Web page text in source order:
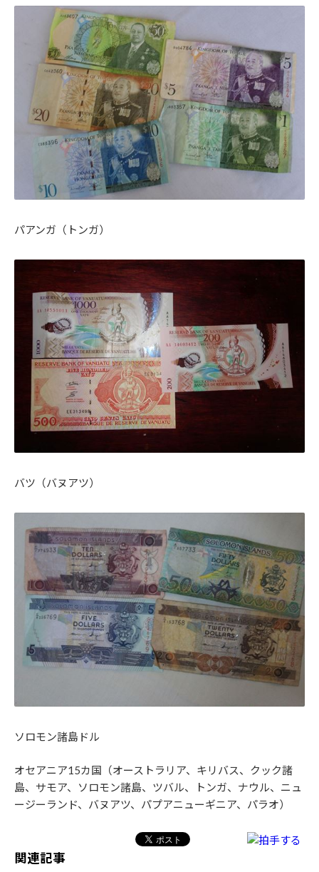
パアンガ（トンガ）
バツ（バヌアツ）
ソロモン諸島ドル
オセアニア15カ国（オーストラリア、キリバス、クック諸
島、サモア、ソロモン諸島、ツバル、トンガ、ナウル、ニュ
ージーランド、バヌアツ、パプアニューギニア、パラオ）
関連記事